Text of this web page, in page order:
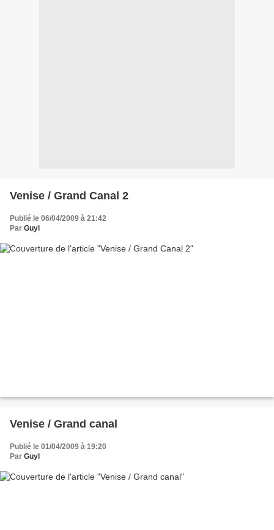
Venise / Grand Canal 2
Publié le 06/04/2009 à 21:42
Par Guyl
Venise / Grand canal
Publié le 01/04/2009 à 19:20
Par Guyl